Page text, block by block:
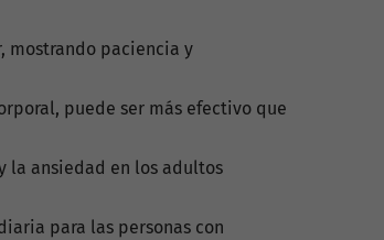
mostrando paciencia y
puede ser más efectivo que
la ansiedad en los adultos
para las personas con